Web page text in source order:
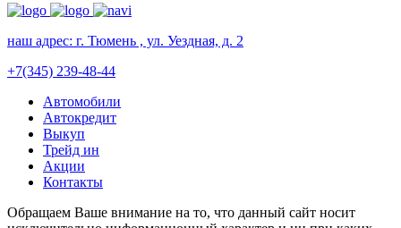
наш адрес: г. Тюмень , ул. Уездная, д. 2
+7(345) 239-48-44
Автомобили
Автокредит
Выкуп
Трейд ин
Акции
Контакты
Обращаем Ваше внимание на то, что данный сайт носит